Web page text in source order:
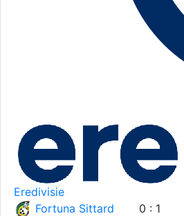
Eredivisie
Fortuna Sittard
0 : 1